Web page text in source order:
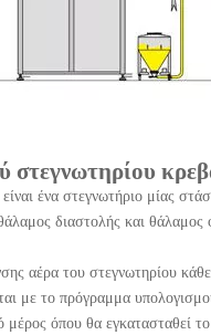
στεγνωτηρίου
ένα στεγνωτήριο μίας
διαστολής και
αέρα του στεγνωτηρίου
με το πρόγραμμα
μέρος όπου θα εγκατασταθεί